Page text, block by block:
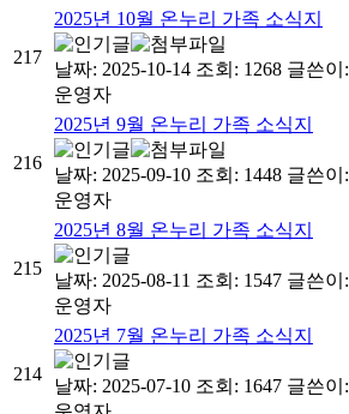
217
2025년 10월 온누리 가족 소식지
날짜: 2025-10-14 조회: 1268 글쓴이:
운영자
216
2025년 9월 온누리 가족 소식지
날짜: 2025-09-10 조회: 1448 글쓴이:
운영자
215
2025년 8월 온누리 가족 소식지
날짜: 2025-08-11 조회: 1547 글쓴이:
운영자
214
2025년 7월 온누리 가족 소식지
날짜: 2025-07-10 조회: 1647 글쓴이: